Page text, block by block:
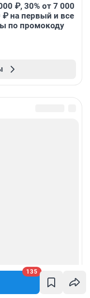
135
₽, 30% от 7 000
₽ на первый и все
по промокоду